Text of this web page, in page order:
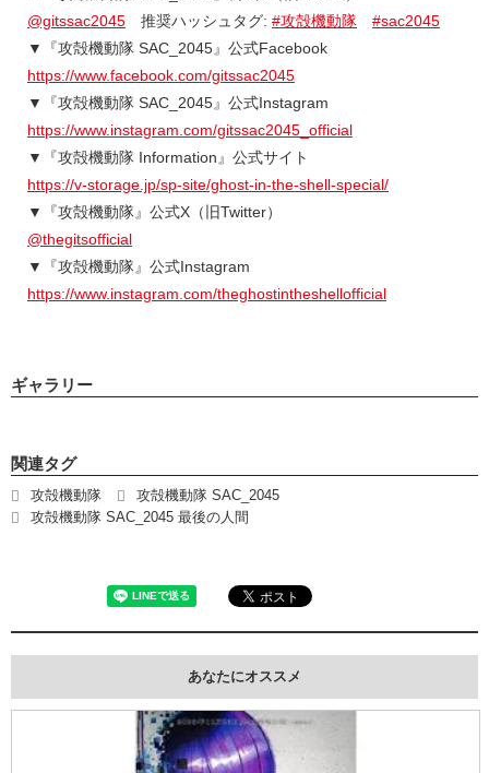
@gitssac2045 推奨ハッシュタグ: #攻殻機動隊
#sac2045
▼『攻殻機動隊 SAC_2045』公式Facebook
https://www.facebook.com/gitssac2045
▼『攻殻機動隊 SAC_2045』公式Instagram
https://www.instagram.com/gitssac2045_official
▼『攻殻機動隊 Information』公式サイト
https://v-storage.jp/sp-site/ghost-in-the-shell-special/
▼『攻殻機動隊』公式X（旧Twitter）
@thegitsofficial
▼『攻殻機動隊』公式Instagram
https://www.instagram.com/theghostintheshellofficial
ギャラリー
関連タグ
攻殻機動隊
攻殻機動隊 SAC_2045
攻殻機動隊 SAC_2045 最後の人間
あなたにオススメ